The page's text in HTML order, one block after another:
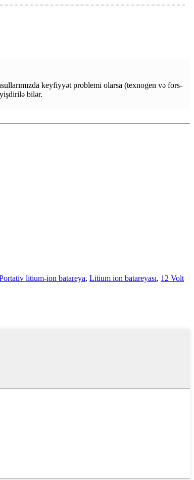
keyfiyyət problemi olarsa (texnogen və fors-
bilər.
litium-ion batareya, Litium ion batareyası, 12 Volt